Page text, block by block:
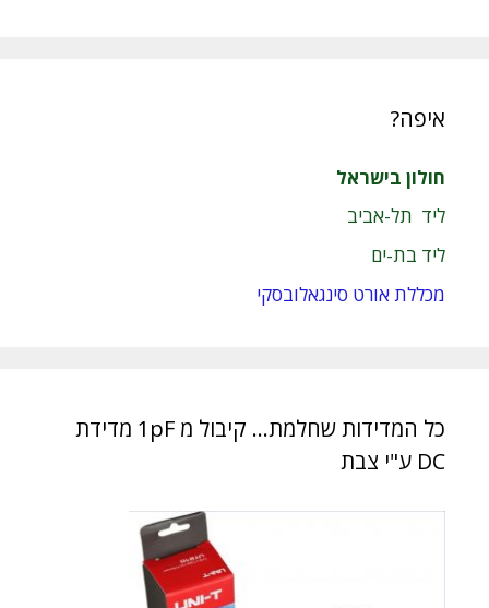
איפה?
חולון בישראל
ליד תל-אביב
ליד בת-ים
מכללת אורט סינגאלובסקי
כל המדידות שחלמת… קיבול מ 1pF מדידת
DC ע"י צבת